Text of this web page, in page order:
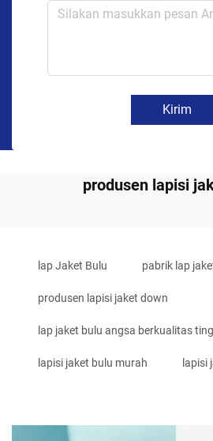
Kirim
produsen lapisi
lap Jaket Bulu pabrik lap
produsen lapisi jaket down
lap jaket bulu angsa berkualitas
lapisi jaket bulu murah lapisi